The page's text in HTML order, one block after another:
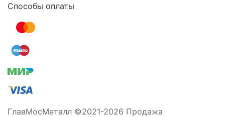
Способы оплаты
ГлавМосМеталл ©2021-2026 Продажа